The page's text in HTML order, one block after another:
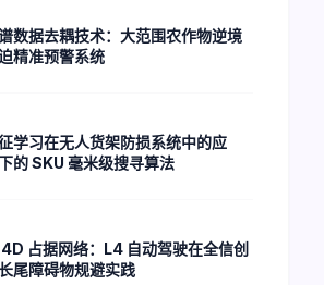
数据去耦技术：大范围农作物逆境
精准预警系统
学习在无人货架防损系统中的应
的 SKU 毫米级搜寻算法
占据网络：L4 自动驾驶在全信创
尾障碍物规避实践